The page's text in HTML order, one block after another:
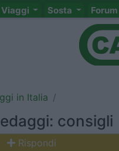
Viaggi Sosta Forum
in Italia
consigli
Rispondi